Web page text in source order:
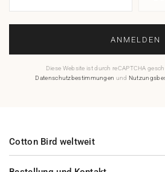
ANMELDEN
Diese Website ist durch reCAPTCHA
Datenschutzbestimmungen und
Cotton Bird weltweit